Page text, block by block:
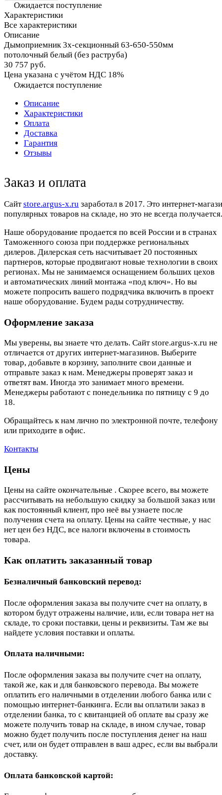
Ожидается поступление
Характеристики
Все характеристики
Описание
Дымоприемник 3х-секционный 63-650-550мм
потолочный белый (без раструба)
30 757 руб.
Цена указана с учётом НДС 18%
Ожидается поступление
Описание
Характеристики
Оплата
Доставка
Гарантия
Отзывы
Заказ и оплата
Cайтstore.argus-x.ru заработал в 2017. Это интернет-
популярных товаров на складе, но это не всегда
Наше оборудование продается по всей России и в странах
Таможенного союза при поддержке региональных
дилеров. Дилерская сеть насчитывает 20 постоянных
партнеров, которые продвигают новые технологии в своих
регионах. Мы не занимаемся оснащением больших цехов
и автоматических линий монтажа «под ключ». Но вы
можете попросить вашего подрядчика включить в проект
наше оборудование. Будем рады сотрудничеству.
Оформление заказа
Мы уверены, вы знаете что делать. Сайт store.argus-x.ru не
отличается от других интернет-магазинов. Выберите
товар, добавьте в корзину, заполните свои данные и
отправьте заказ к нам. Менеджеры проверят заказ и
ответят вам. Иногда это занимает много времени.
Менеджеры работают с понедельника по пятницу с 9 до
18.
Обращайтесь к нам лично по электронной почте, телефону
или приходите в офис.
Контакты
Цены
Цены на сайте окончательные . Скорее всего, вы можете
рассчитывать на небольшую скидку за большой заказ или
как постоянный клиент, про неё вы узнаете после
получения счета на оплату. Цены на сайте честные, у нас
нет цен без НДС, все налоги включены в стоимость
товара.
Как оплатить заказанный товар
Безналичный банковский перевод:
После оформления заказа вы получите счет на оплату, в
котором будут отражены наличие, или, если товара нет на
складе, то сроки поставки, цены и реквизиты. Там же вы
найдете условия поставки и оплаты.
Оплата наличными:
После оформления заказа вы получите счет на оплату,
такой же, как и для банковского перевода. Вы можете
оплатить его наличными в отделении любого банка или с
помощью интернет-банкинга. Если вы оплатили заказ в
отделении банка, то с квитанцией об оплате вы сразу же
можете получить товар на складе, в ином случае, товар
можно будет получить после поступления денег на наш
счет, или он будет отправлен в ваш адрес, если вы выбрали
доставку.
Оплата банковской картой: